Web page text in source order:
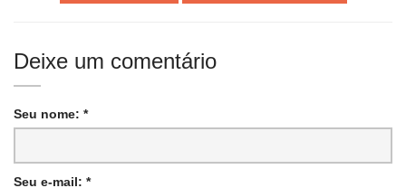
Deixe um comentário
Seu nome: *
Seu e-mail: *